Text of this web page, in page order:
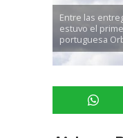
Entre las
estuvo el
portuguesa